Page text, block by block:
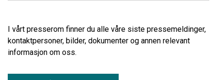
I vårt presserom finner du alle våre siste pressemeldinger,
kontaktpersoner, bilder, dokumenter og annen relevant
informasjon om oss.